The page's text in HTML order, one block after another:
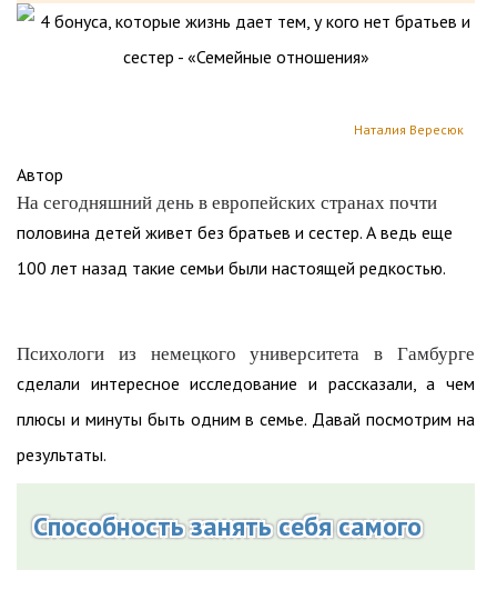
Наталия Вересюк
Автор
На сегодняшний день в европейских странах почти
половина детей живет без братьев и сестер. А ведь еще
100 лет назад такие семьи были настоящей редкостью.
Психологи из немецкого университета в Гамбурге
сделали интересное исследование и рассказали, а чем
плюсы и минуты быть одним в семье. Давай посмотрим на
результаты.
Способность занять себя самого